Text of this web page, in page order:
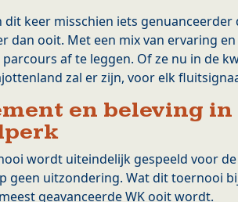
keer misschien iets genuanceerder
dan ooit. Met een mix van ervaring
af te leggen. Of ze nu in de
zal er zijn, voor elk
en beleving
wordt uiteindelijk gespeeld voor
geen uitzondering. Wat dit toernooi
geavanceerde WK ooit wordt.